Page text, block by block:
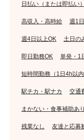
日払い（または即払い）
高収入・高時給 週1
週4日以上OK 土日の
即日勤務OK 単発・1
短時間勤務（1日4h以内
駅チカ・駅ナカ 交通
まかない・食事補助あり
残業なし 友達と応募